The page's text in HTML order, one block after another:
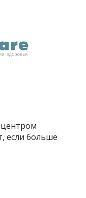
центром
если больше